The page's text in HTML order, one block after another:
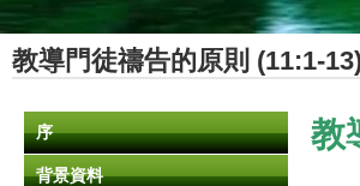
教導門徒禱告的原則 (11:1-
序
背景資料
教